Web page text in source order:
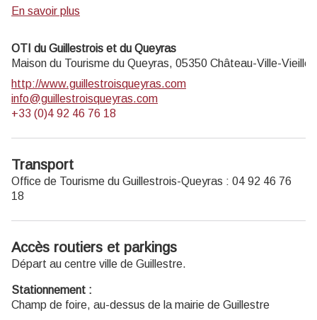
En savoir plus
OTI du Guillestrois et du Queyras
Maison du Tourisme du Queyras, 05350 Château-Ville-Vieille
http://www.guillestroisqueyras.com
info@guillestroisqueyras.com
+33 (0)4 92 46 76 18
Transport
Office de Tourisme du Guillestrois-Queyras : 04 92 46 76
18
Accès routiers et parkings
Départ au centre ville de Guillestre.
Stationnement :
Champ de foire, au-dessus de la mairie de Guillestre